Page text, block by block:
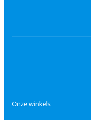
Onze winkels